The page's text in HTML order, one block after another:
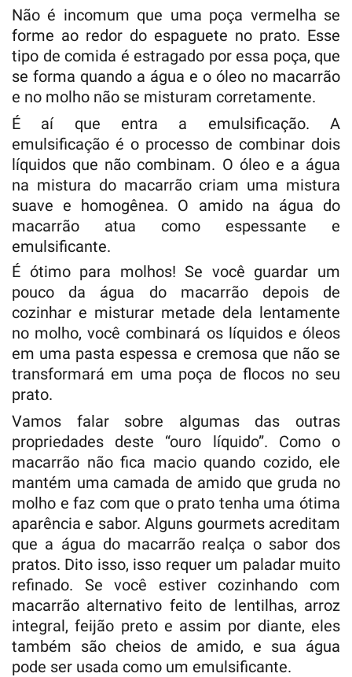
Não é incomum que uma poça vermelha se
forme ao redor do espaguete no prato. Esse
tipo de comida é estragado por essa poça, que
se forma quando a água e o óleo no macarrão
e no molho não se misturam corretamente.
É aí que entra a emulsificação. A
emulsificação é o processo de combinar dois
líquidos que não combinam. O óleo e a água
na mistura do macarrão criam uma mistura
suave e homogênea. O amido na água do
macarrão atua como espessante e
emulsificante.
É ótimo para molhos! Se você guardar um
pouco da água do macarrão depois de
cozinhar e misturar metade dela lentamente
no molho, você combinará os líquidos e óleos
em uma pasta espessa e cremosa que não se
transformará em uma poça de flocos no seu
prato.
Vamos falar sobre algumas das outras
propriedades deste “ouro líquido”. Como o
macarrão não fica macio quando cozido, ele
mantém uma camada de amido que gruda no
molho e faz com que o prato tenha uma ótima
aparência e sabor. Alguns gourmets acreditam
que a água do macarrão realça o sabor dos
pratos. Dito isso, isso requer um paladar muito
refinado. Se você estiver cozinhando com
macarrão alternativo feito de lentilhas, arroz
integral, feijão preto e assim por diante, eles
também são cheios de amido, e sua água
pode ser usada como um emulsificante.